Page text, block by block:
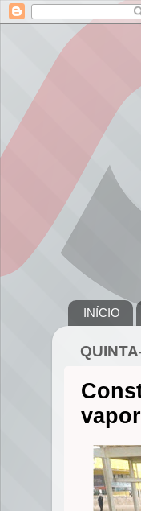
INÍCIO
vapor